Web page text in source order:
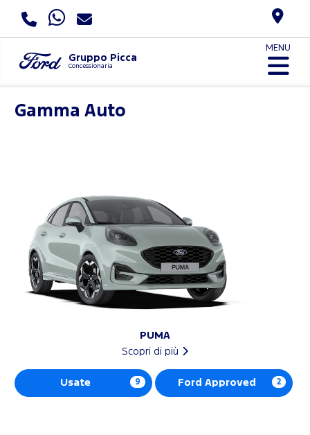
Gruppo Picca
Concessionaria
MENU
Gamma Auto
PUMA
Scopri di più
Usate 9 Ford Approved 2